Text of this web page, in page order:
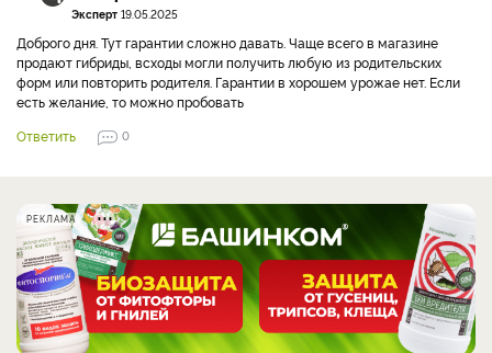
Эксперт 19.05.2025
Доброго дня. Тут гарантии сложно давать. Чаще всего в магазине
продают гибриды, всходы могли получить любую из родительских
форм или повторить родителя. Гарантии в хорошем урожае нет. Если
есть желание, то можно пробовать
Ответить
0
РЕКЛАМА